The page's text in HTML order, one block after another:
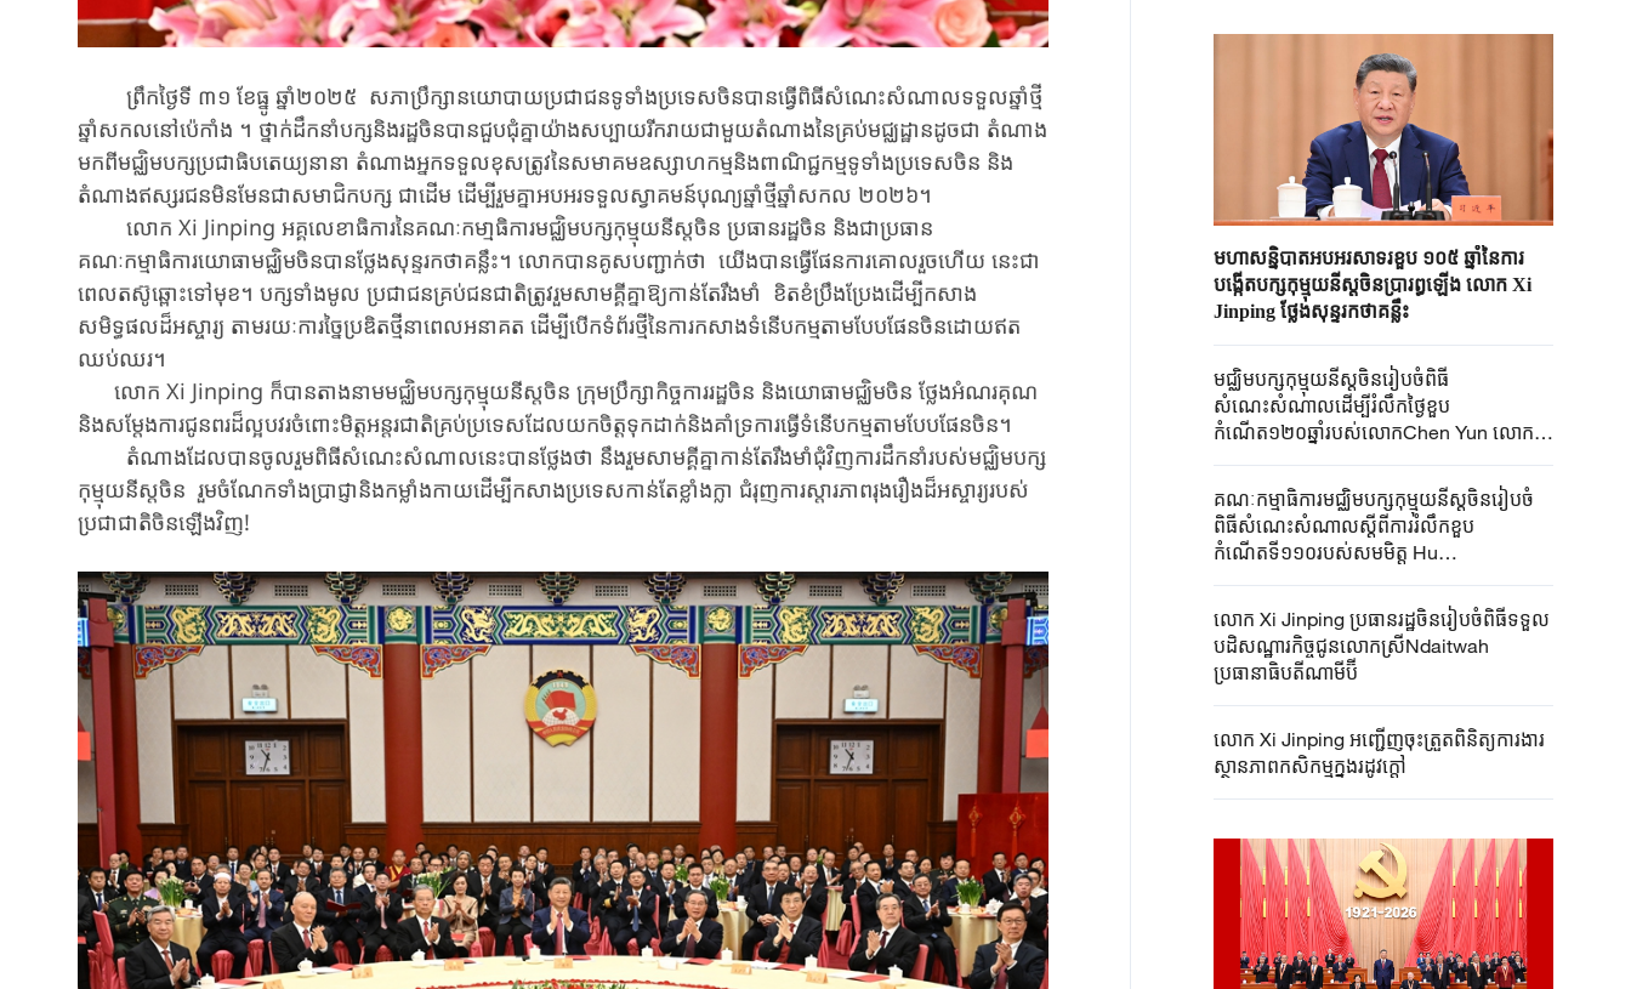
ព្រឹកថ្ងៃទី ៣១ ខែធ្នូ ឆ្នាំ២០២៥ ​សភាប្រឹក្សានយោបាយប្រជាជនទូទាំងប្រទេសចិន​បាន​ធ្វើ​ពិធី​​សំណេះសំណាល​ទទួលឆ្នាំថ្មី
ឆ្នាំសកលនៅប៉េកាំង ។ ថ្នាក់ដឹកនាំបក្ស​និងរដ្ឋ​ចិន​បាន​ជួបជុំ​គ្នា​​យ៉ាងសប្បាយរីករាយ​ជាមួយតំណាង​នៃ​គ្រប់​មជ្ឈដ្ឋាន​ដូចជា ​តំណាង​
មកពី​មជ្ឈិម​បក្ស​ប្រជាធិបតេយ្យ​នានា ​តំណាង​អ្នកទទួល​ខុសត្រូវ​នៃ​សមាគម​ឧស្សាហកម្មនិងពាណិជ្ជកម្ម​ទូទាំងប្រទេស​ចិន និង​​
តំណាង​ឥស្សរជន​មិនមែន​​ជា​សមាជិក​បក្ស​ ជាដើម ​​ដើម្បីរួមគ្នា​អបអរទទួលស្វាគមន៍​បុណ្យ​ឆ្នាំ​ថ្មី​​ឆ្នាំសកល ២០២៦។
​លោក​ Xi Jinping ​អគ្គលេខាធិការ​នៃ​គណៈកមា្មធិការ​មជ្ឈិមបក្សកុម្មុយនីស្តចិន​ ប្រធានរដ្ឋចិន​ និង​ជា​​​ប្រធាន
គណៈកម្មាធិការយោធាមជ្ឈិមចិន​បាន​​​​​​ថ្លែងសុន្ទរកថា​គន្លឹះ។ ​លោក​បាន​គូសបញ្ជាក់ថា ​យើង​បាន​ធ្វើ​​ផែនការ​គោល​រួច​ហើយ ​នេះ​ជា
ពេល​តស៊ូ​​ឆ្ពោះ​ទៅមុខ​។ ​​បក្សទាំងមូល ​ប្រជាជន​គ្រប់ជនជាតិ​ត្រូវ​រួម​​សាមគ្គី​គ្នា​ឱ្យ​​កាន់តែ​រឹងមាំ​ ​​ខិតខំប្រឹងប្រែង​ដើម្បី​កសាង​
សមិទ្ធផល​​ដ៏អស្ចារ្យ​ ​តាមរយៈការ​ច្នៃប្រឌិតថ្មី​នាពេល​អនាគត​ ​​ដើម្បី​​បើក​ទំព័រថ្មី​នៃ​ការកសាង​ទំនើបកម្ម​តាម​បែបផែនចិន​ដោយ​ឥត​
ឈប់ឈរ។
លោក Xi Jinping ​ក៏បាន​តាង​នាម​​មជ្ឈិម​បក្សកុម្មុយនីស្តចិន​ ​ក្រុមប្រឹក្សាកិច្ចការរដ្ឋចិន ​និង​​យោធាមជ្ឈិមចិន​ ​ថ្លែងអំណរគុណ​
និង​សម្តែង​ការ​​ជូនពរ​ដ៏​​ល្អបវរ​​ចំពោះ​មិត្ត​អន្តរជាតិ​គ្រប់ប្រទេស​ដែល​​យកចិត្តទុកដាក់​និង​គាំទ្រ​ការធ្វើ​ទំនើបកម្ម​តាម​បែបផែនចិន។
តំណាង​ដែលបាន​ចូលរួម​ពិធីសំណេះសំណាល​នេះ​បាន​ថ្លែងថា ​​នឹង​រួម​សាមគ្គី​គ្នា​​កាន់តែ​រឹង​មាំ​ជុំវិញ​ការ​ដឹកនាំ​របស់​មជ្ឈិម​បក្ស​
កុម្មុយនីស្ត​​ចិន​ ​ ​​​​រួមចំណែក​ទាំង​ប្រាជ្ញា​និង​កម្លាំងកាយ​​​​ដើម្បី​កសាង​ប្រទេស​កាន់តែខ្លាំងក្លា ​ជំរុញ​ការ​​ស្តារ​​ភាព​រុងរឿង​​ដ៏អស្ចារ្យ​​របស់​
ប្រជាជាតិ​ចិន​​​ឡើងវិញ​!
មហាសន្និបាតអបអរសាទរខួប ១០៥ ឆ្នាំនៃការ
បង្កើតបក្សកុម្មុយនីស្តចិនប្រារព្ធឡើង លោក Xi
Jinping ថ្លែងសុន្ទរកថាគន្លឹះ
មជ្ឈិមបក្សកុម្មុយនីស្តចិនរៀបចំពិធី
សំណេះសំណាលដើម្បីរំលឹកថ្ងៃខួប
កំណើត១២០ឆ្នាំរបស់លោកChen Yun លោក
Xi Jinping ថ្លែងសុន្ទរកថាគន្លឹះ
គណៈកម្មាធិការមជ្ឈិមបក្សកុម្មុយនីស្តចិនរៀបចំ
ពិធីសំណេះសំណាលស្តីពីការរំលឹកខួប
កំណើតទី១១០របស់សមមិត្ត Hu
Yaobang អតីតអគ្គលេខាធិការនៃ
គណៈកម្មាធិការមជ្ឈិមបក្សកុម្មុយនីស្តចិន លោក
Xi Jinping ថ្លែងសុន្ទរកថាគន្លឹះ
លោក Xi Jinping ប្រធាន​រដ្ឋ​ចិនរៀបចំ​ពិធីទទួល
បដិសណ្ឋារកិច្ច​ជូន​លោកស្រី​Ndaitwah​
ប្រធានាធិបតី​ណាមីប៊ី
លោក Xi Jinping អញ្ជើញ​ចុះត្រួតពិនិត្យការងារ
ស្ថានភាពកសិកម្មក្នុងរដូវក្តៅ